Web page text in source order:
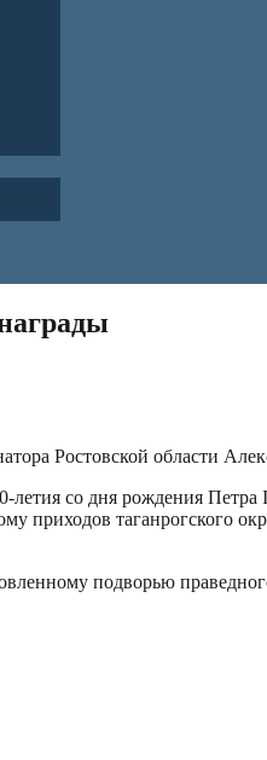
Ростовской области
со дня рождения Петра
приходов таганрогского
подворью